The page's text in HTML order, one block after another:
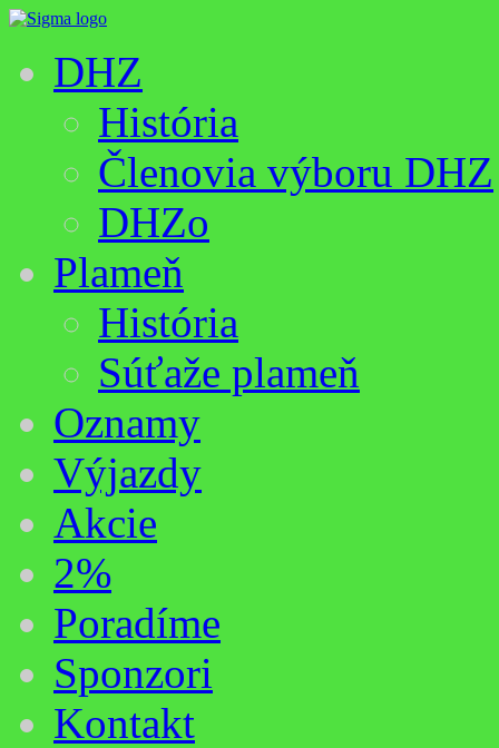
DHZ
História
Členovia výboru DHZ
DHZo
Plameň
História
Súťaže plameň
Oznamy
Výjazdy
Akcie
2%
Poradíme
Sponzori
Kontakt